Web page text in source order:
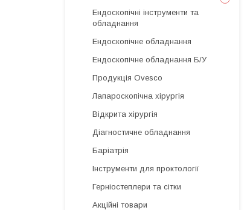
Ендоскопічні інструменти та
обладнання
Ендоскопічне обладнання
Ендоскопічне обладнання Б/У
Продукція Ovesco
Лапароскопічна хірургія
Відкрита хірургія
Діагностичне обладнання
Баріатрія
Інструменти для проктології
Герніостеплери та сітки
Акційні товари